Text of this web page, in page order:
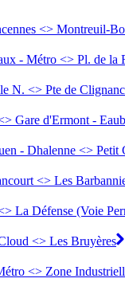
<> Montreuil-
- Métro <> Pl. de la
N. <> Pte de
Gare d'Ermont -
- Dhalenne <> Petit
<> Les
La Défense (Voie
<> Les Bruyères
<> Zone